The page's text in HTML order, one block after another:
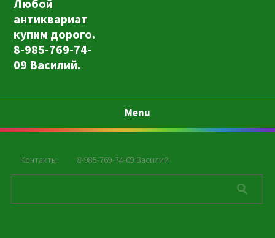
Любой
антиквариат
купим дорого.
8-985-769-74-
09 Василий.
Menu
Контакты. 8-985-769-74-09 Василий